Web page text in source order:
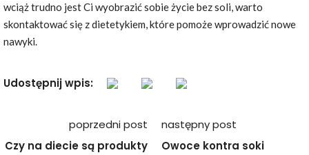
wciąż trudno jest Ci wyobrazić sobie życie bez soli, warto
skontaktować się z dietetykiem, które pomoże wprowadzić nowe
nawyki.
Udostępnij wpis:
Nawigacja
wpisu
poprzedni post
Czy na diecie są produkty
następny post
Owoce kontra soki